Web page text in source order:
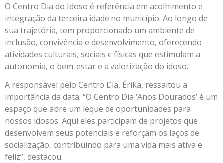
O Centro Dia do Idoso é referência em acolhimento e
integração da terceira idade no município. Ao longo de
sua trajetória, tem proporcionado um ambiente de
inclusão, convivência e desenvolvimento, oferecendo
atividades culturais, sociais e físicas que estimulam a
autonomia, o bem-estar e a valorização do idoso.
A responsável pelo Centro Dia, Érika, ressaltou a
importância da data. “O Centro Dia ‘Anos Dourados’ é um
espaço que abre um leque de oportunidades para
nossos idosos. Aqui eles participam de projetos que
desenvolvem seus potenciais e reforçam os laços de
socialização, contribuindo para uma vida mais ativa e
feliz”, destacou.